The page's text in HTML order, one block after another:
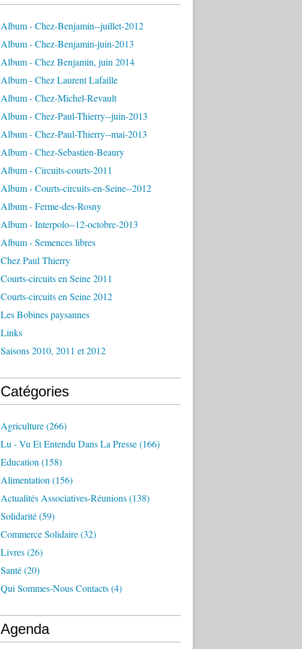
Album - Chez-Benjamin--juillet-2012
Album - Chez-Benjamin-juin-2013
Album - Chez Benjamin, juin 2014
Album - Chez Laurent Lafaille
Album - Chez-Michel-Revault
Album - Chez-Paul-Thierry--juin-2013
Album - Chez-Paul-Thierry--mai-2013
Album - Chez-Sebastien-Beaury
Album - Circuits-courts-2011
Album - Courts-circuits-en-Seine--2012
Album - Ferme-des-Rosny
Album - Interpolo--12-octobre-2013
Album - Semences libres
Chez Paul Thierry
Courts-circuits en Seine 2011
Courts-circuits en Seine 2012
Les Bobines paysannes
Links
Saisons 2010, 2011 et 2012
Catégories
Agriculture(266)
Lu - Vu Et Entendu Dans La Presse(166)
Education (158)
Alimentation (156)
Actualités Associatives-Réunions(138)
Solidarité(59)
Commerce Solidaire(32)
Livres(26)
Santé(20)
Qui Sommes-Nous Contacts(4)
Agenda